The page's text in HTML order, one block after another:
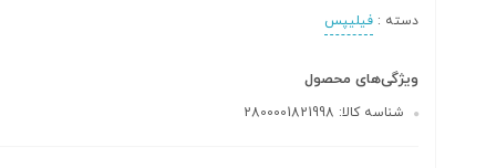
دسته :فیلیپس
ویژگی‌های محصول
شناسه کالا: 2800001821998